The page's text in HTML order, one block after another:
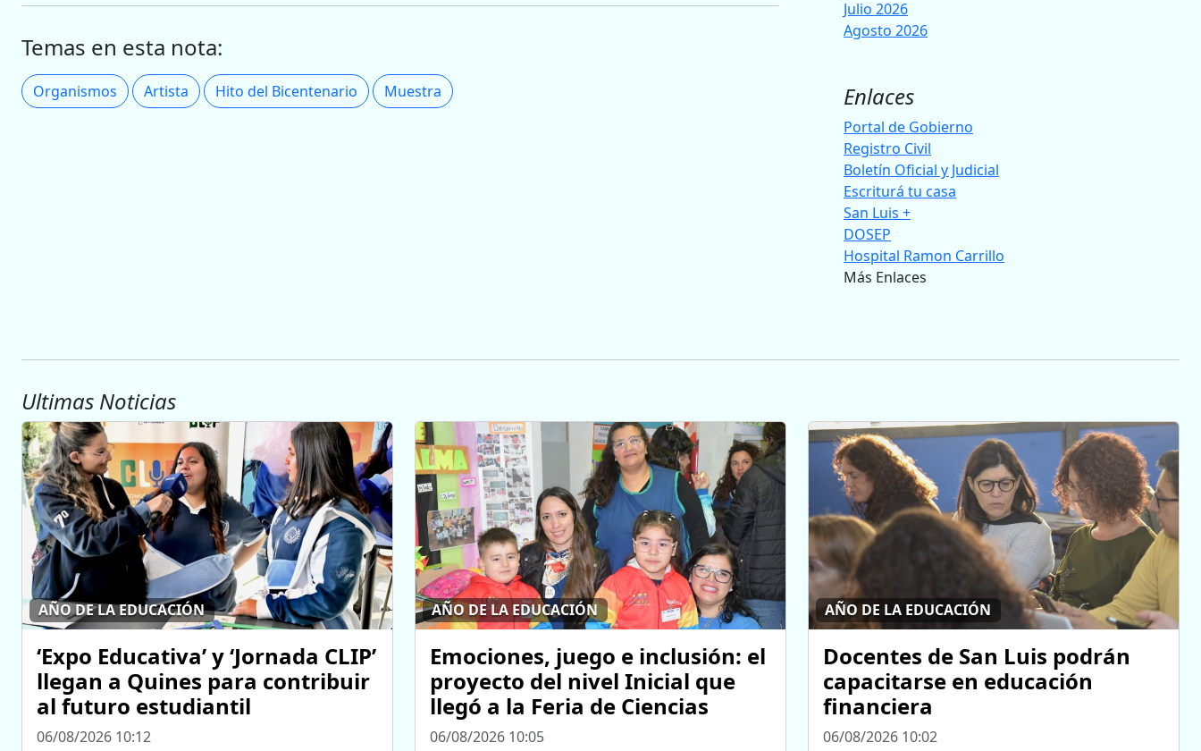
Temas en esta nota:
Organismos Artista Hito del Bicentenario Muestra
Julio 2026
Agosto 2026
Enlaces
Portal de Gobierno
Registro Civil
Boletín Oficial y Judicial
Escriturá tu casa
San Luis +
DOSEP
Hospital Ramon Carrillo
Más Enlaces
Ultimas Noticias
AÑO DE LA EDUCACIÓN
‘Expo Educativa’ y ‘Jornada CLIP’
llegan a Quines para contribuir
al futuro estudiantil
06/08/2026 10:12
AÑO DE LA EDUCACIÓN
Emociones, juego e inclusión: el
proyecto del nivel Inicial que
llegó a la Feria de Ciencias
06/08/2026 10:05
AÑO DE LA EDUCACIÓN
Docentes de San Luis podrán
capacitarse en educación
financiera
06/08/2026 10:02